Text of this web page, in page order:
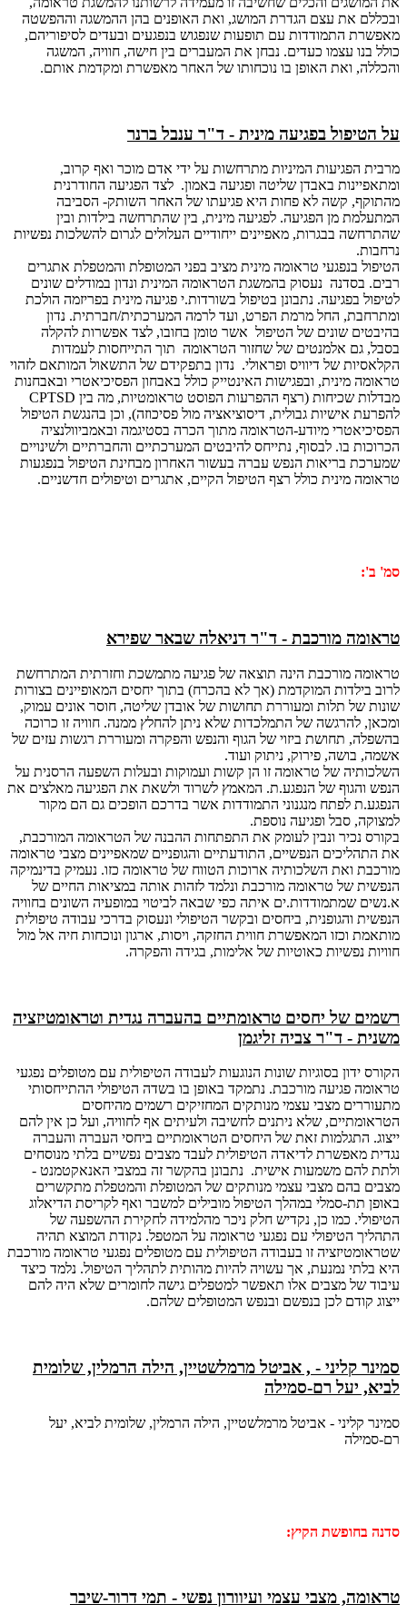
ובכללם את עצם הגדרת המושג, ואת האופנים בהן ההמשגה וההפשטה
מאפשרת התמודדות עם תופעות שנפגוש בנפגעים ובעדים לסיפוריהם,
כולל בנו עצמו כעדים. נבחן את המעברים בין חישה, חוויה, המשגה
והכללה, ואת האופן בו נוכחותו של האחר מאפשרת ומקדמת אותם.
על הטיפול בפגיעה מינית - ד"ר ענבל ברנר
מרבית הפגיעות המיניות מתרחשות על ידי אדם מוכר ואף קרוב,
ומתאפיינות באבדן שליטה ופגיעה באמון. לצד הפגיעה החודרנית
מהתוקף, קשה לא פחות היא פגיעתו של האחר השותק- הסביבה
המתעלמת מן הפגיעה. לפגיעה מינית, בין שהתרחשה בילדות ובין
שהתרחשה בבגרות, מאפיינים ייחודיים העלולים לגרום להשלכות נפשיות
נרחבות.
הטיפול בנפגעי טראומה מינית מציב בפני המטופלת והמטפלת אתגרים
רבים. בסדנה נעסוק בהמשגת הטראומה המינית ונדון במודלים שונים
לטיפול בפגיעה. נתבונן בטיפול בשורדות.י פגיעה מינית בפריזמה הולכת
ומתרחבת, החל מרמת הפרט, ועד לרמה המערכתית/חברתית. נדון
בהיבטים שונים של הטיפול אשר טומן בחובו, לצד אפשרות להקלה
בסבל, גם אלמנטים של שחזור הטראומה תוך התייחסות לעמדות
הקלאסיות של דיוויס ופראולי. נדון בתפקידם של התשאול המותאם לזהוי
טראומה מינית, ובפגישות האינטייק כולל באבחון הפסיכיאטרי ובאבחנות
מבדלות שכיחות (רצף ההפרעות הפוסט טראומטיות, מה בין CPTSD
להפרעת אישיות גבולית, דיסוציאציה מול פסיכוזה), וכן בהנגשת הטיפול
הפסיכיאטרי מיודע-הטראומה מתוך הכרה בסטיגמה ובאמביוולנציה
הכרוכות בו. לבסוף, נתייחס להיבטים המערכתיים והחברתיים ולשינויים
שמערכת בריאות הנפש עברה בעשור האחרון מבחינת הטיפול בנפגעות
טראומה מינית כולל רצף הטיפול הקיים, אתגרים וטיפולים חדשניים.
סמ' ב':
טראומה מורכבת - ד"ר דניאלה שבאר שפירא
טראומה מורכבת הינה תוצאה של פגיעה מתמשכת וחזרתית המתרחשת
לרוב בילדות המוקדמת (אך לא בהכרח) בתוך יחסים המאופיינים בצורות
שונות של תלות ומעוררת תחושות של אובדן שליטה, חוסר אונים עמוק,
ומכאן, להרגשה של התמלכדות שלא ניתן להחלץ ממנה. חוויה זו כרוכה
בהשפלה, תחושת ביזוי של הגוף והנפש והפקרה ומעוררת רגשות עזים של
אשמה, בושה, פירוק, ניתוק ועוד.
השלכותיה של טראומה זו הן קשות ועמוקות ובעלות השפעה הרסנית על
הנפש והגוף של הנפגע.ת. המאמץ לשרוד ולשאת את הפגיעה מאלצים את
הנפגע.ת לפתח מנגנוני התמודדות אשר בדרכם הופכים גם הם מקור
למצוקה, סבל ופגיעה נוספת.
בקורס נכיר ונבין לעומק את התפתחות ההבנה של הטראומה המורכבת,
את התהליכים הנפשיים, התודעתיים והגופניים שמאפיינים מצבי טראומה
מורכבת ואת השלכותיה ארוכות הטווח של טראומה כזו. נעמיק בדינמיקה
הנפשית של טראומה מורכבת ונלמד לזהות אותה במציאות החיים של
א.נשים שמתמודדות.ים איתה כפי שבאה לביטוי במופעיה השונים בחוויה
הנפשית והגופנית, ביחסים ובקשר הטיפולי ונעסוק בדרכי עבודה טיפולית
מותאמת וכזו המאפשרת חווית החזקה, ויסות, ארגון ונוכחות חיה אל מול
חוויות נפשיות כאוטיות של אלימות, בגידה והפקרה.
רשמים של יחסים טראומתיים בהעברה נגדית וטראומטיזציה
משנית - ד"ר צביה זליגמן
הקורס ידון בסוגיות שונות הנוגעות לעבודה הטיפולית עם מטופלים נפגעי
טראומה פגיעה מורכבת. נתמקד באופן בו בשדה הטיפולי ההתייחסותי
מתעוררים מצבי עצמי מנותקים המחזיקים רשמים מהיחסים
הטראומתיים, שלא ניתנים לחשיבה ולעיתים אף לחוויה, ועל כן אין להם
ייצוג. התגלמות זאת של היחסים הטראומתיים ביחסי העברה והעברה
נגדית מאפשרת לדיאדה הטיפולית לעבד מצבים נפשיים בלתי מנוסחים
ולתת להם משמעות אישית. נתבונן בהקשר זה במצבי האנאקטמנט -
מצבים בהם מצבי עצמי מנותקים של המטופלת והמטפלת מתקשרים
באופן תת-סמלי במהלך הטיפול מובילים למשבר ואף לקריסת הדיאלוג
הטיפולי. כמו כן, נקדיש חלק ניכר מהלמידה לחקירת ההשפעה של
התהליך הטיפולי עם נפגעי טראומה על המטפל. נקודת המוצא תהיה
שטראומטיזציה זו בעבודה הטיפולית עם מטופלים נפגעי טראומה מורכבת
היא בלתי נמנעת, אך עשויה להיות מהותית לתהליך הטיפול. נלמד כיצד
עיבוד של מצבים אלו תאפשר למטפלים גישה לחומרים שלא היה להם
ייצוג קודם לכן בנפשם ובנפש המטופלים שלהם.
סמינר קליני - , אביטל מרמלשטיין, הילה הרמלין, שלומית
לביא, יעל רם-סמילה
סמינר קליני - אביטל מרמלשטיין, הילה הרמלין, שלומית לביא, יעל
רם-סמילה
סדנה בחופשת הקיץ:
טראומה, מצבי עצמי ועיוורון נפשי - תמי דרור-שיבר